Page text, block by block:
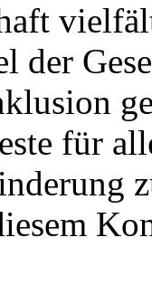
der
für